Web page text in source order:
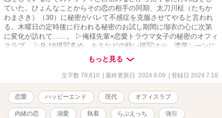
ていた。ひょんなことからその恋の相手の同期、太刀川柾（たちか
わまさき）（30）に秘密がバレて不感症を克服させてやると言われ
る。木曜日の定時後に行われる秘密のお試し期間に瑠衣の心に次第
に変化が訪れて……。 ▷俺様先輩×恋愛トラウマ女子の秘密のオフィ
スラブ。 ▷R-18描写多め、キスなどの軽い描写は☆、濃厚シーンに
は☆☆表示、苦手な方はスルーしてください。
もっと見る
文字数 79,610 | 最終更新日 2024.8.09 | 登録日 2024.7.18
恋愛 ハッピーエンド 現代 オフィスラブ
内緒の恋 溺愛 執着 らぶえっち 強引